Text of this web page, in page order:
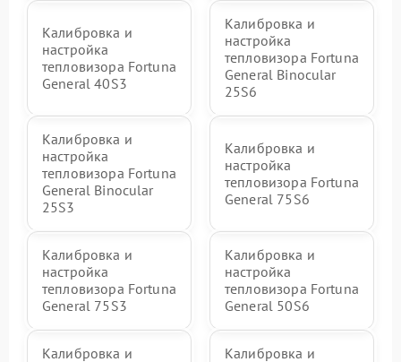
Калибровка и
настройка
тепловизора Fortuna
General 40S3
Калибровка и
настройка
тепловизора Fortuna
General Binocular
25S6
Калибровка и
настройка
тепловизора Fortuna
General Binocular
25S3
Калибровка и
настройка
тепловизора Fortuna
General 75S6
Калибровка и
настройка
тепловизора Fortuna
General 75S3
Калибровка и
настройка
тепловизора Fortuna
General 50S6
Калибровка и
Калибровка и